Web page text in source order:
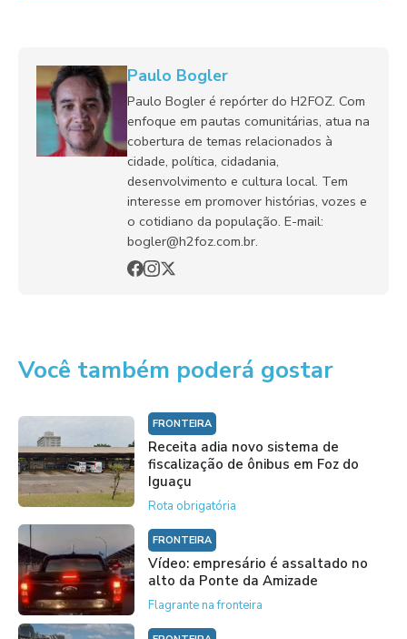
Paulo Bogler
Paulo Bogler é repórter do H2FOZ. Com
enfoque em pautas comunitárias, atua na
cobertura de temas relacionados à
cidade, política, cidadania,
desenvolvimento e cultura local. Tem
interesse em promover histórias, vozes e
o cotidiano da população. E-mail:
bogler@h2foz.com.br.
Você também poderá gostar
FRONTEIRA
Receita adia novo sistema de
fiscalização de ônibus em Foz do
Iguaçu
Rota obrigatória
FRONTEIRA
Vídeo: empresário é assaltado no
alto da Ponte da Amizade
Flagrante na fronteira